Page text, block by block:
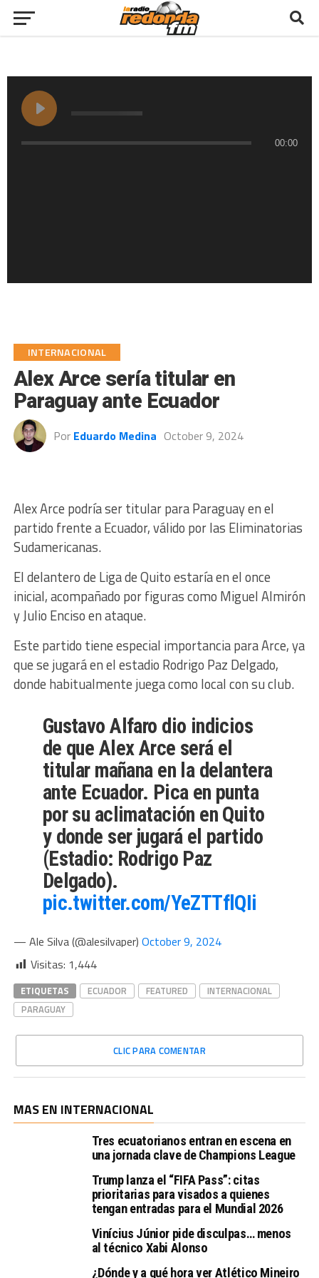
00:00
INTERNACIONAL
Alex Arce sería titular en
Paraguay ante Ecuador
Por Eduardo Medina October 9, 2024
Alex Arce podría ser titular para Paraguay en el
partido frente a Ecuador, válido por las Eliminatorias
Sudamericanas.
El delantero de Liga de Quito estaría en el once
inicial, acompañado por figuras como Miguel Almirón
y Julio Enciso en ataque.
Este partido tiene especial importancia para Arce, ya
que se jugará en el estadio Rodrigo Paz Delgado,
donde habitualmente juega como local con su club.
Gustavo Alfaro dio indicios
de que Alex Arce será el
titular mañana en la delantera
ante Ecuador. Pica en punta
por su aclimatación en Quito
y donde ser jugará el partido
(Estadio: Rodrigo Paz
Delgado).
pic.twitter.com/YeZTTflQIi
— Ale Silva (@alesilvaper) October 9, 2024
Visitas: 1,444
ETIQUETAS ECUADOR FEATURED
INTERNACIONAL
PARAGUAY
CLIC PARA COMENTAR
MAS EN INTERNACIONAL
Tres ecuatorianos entran en escena en
una jornada clave de Champions League
Trump lanza el “FIFA Pass”: citas
prioritarias para visados a quienes
tengan entradas para el Mundial 2026
Vinícius Júnior pide disculpas… menos
al técnico Xabi Alonso
¿Dónde y a qué hora ver Atlético Mineiro